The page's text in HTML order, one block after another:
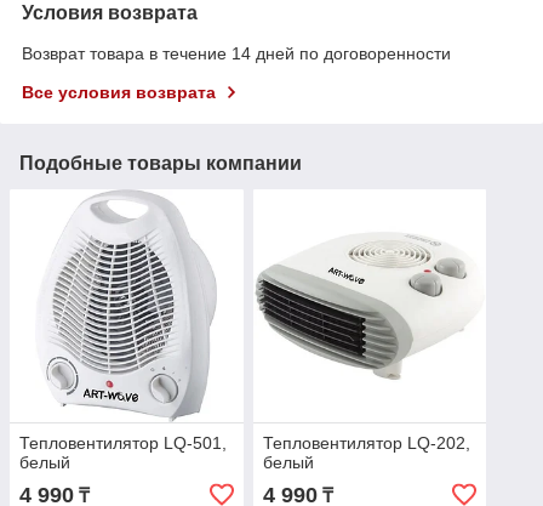
Условия возврата
Возврат товара в течение 14 дней по договоренности
Все условия возврата
Подобные товары компании
Тепловентилятор LQ-501,
белый
4 990 ₸
Тепловентилятор LQ-202,
белый
4 990₸